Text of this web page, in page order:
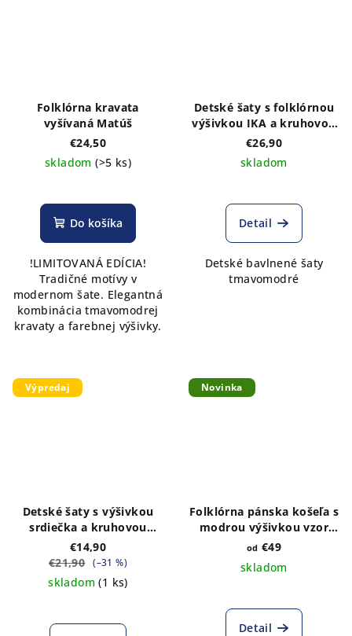
Folklórna kravata
vyšívaná Matúš
€24,50
skladom(>5 ks)
Do košíka
!LIMITOVANÁ EDÍCIA!
Tradičné motívy v
modernom šate. Elegantná
kombinácia tmavomodrej
kravaty a farebnej výšivky.
Detské šaty s folklórnou
výšivkou IKA a kruhovou
tmavomodrou folklórnou
sukničkou
€26,90
skladom
Detail
Detské bavlnené šaty
tmavomodré
Výpredaj
Detské šaty s výšivkou
srdiečka a kruhovou
ružovou sukničkou
€14,90
€21,90 (–31 %)
skladom(1 ks)
Novinka
Folklórna pánska košeľa s
modrou výšivkou vzor
Srdiečko - výber farieb
od €49
skladom
hodnotenie
produktu
Detail